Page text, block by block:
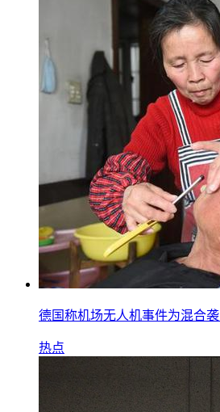
德国称机场无人机事件为混合
热点